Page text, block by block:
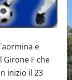
e
F che
inizio il 23